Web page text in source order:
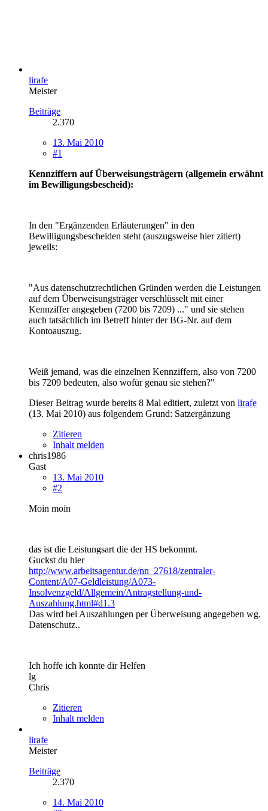
lirafe
Meister
Beiträge
2.370
13. Mai 2010
#1
Kennziffern auf Überweisungsträgern (allgemein erwähnt
im Bewilligungsbescheid):
In den "Ergänzenden Erläuterungen" in den
Bewilligungsbescheiden steht (auszugsweise hier zitiert)
jeweils:
"Aus datenschutzrechtlichen Gründen werden die Leistungen
auf dem Überweisungsträger verschlüsselt mit einer
Kennziffer angegeben (7200 bis 7209) ..." und sie stehen
auch tatsächlich im Betreff hinter der BG-Nr. auf dem
Kontoauszug.
Weiß jemand, was die einzelnen Kennziffern, also von 7200
bis 7209 bedeuten, also wofür genau sie stehen?"
Dieser Beitrag wurde bereits 8 Mal editiert, zuletzt von lirafe
(13. Mai 2010) aus folgendem Grund: Satzergänzung
Zitieren
Inhalt melden
chris1986
Gast
13. Mai 2010
#2
Moin moin
das ist die Leistungsart die der HS bekommt.
Guckst du hier
http://www.arbeitsagentur.de/nn_27618/zentraler-
Content/A07-Geldleistung/A073-
Insolvenzgeld/Allgemein/Antragstellung-und-
Auszahlung.html#d1.3
Das wird bei Auszahlungen per Überweisung angegeben wg.
Datenschutz..
Ich hoffe ich konnte dir Helfen
lg
Chris
Zitieren
Inhalt melden
lirafe
Meister
Beiträge
2.370
14. Mai 2010